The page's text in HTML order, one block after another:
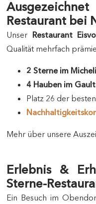
Restaurant bei
Unser Restaurant
Qualität mehrfach
2 Sterne im
4 Hauben im
Platz 26 der
Mehr über unsere
Erlebnis &
Sterne-
Ein Besuch im